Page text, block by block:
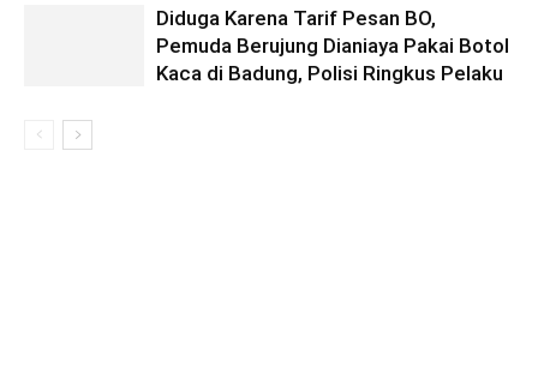
Diduga Karena Tarif Pesan BO,
Pemuda Berujung Dianiaya Pakai Botol
Kaca di Badung, Polisi Ringkus Pelaku